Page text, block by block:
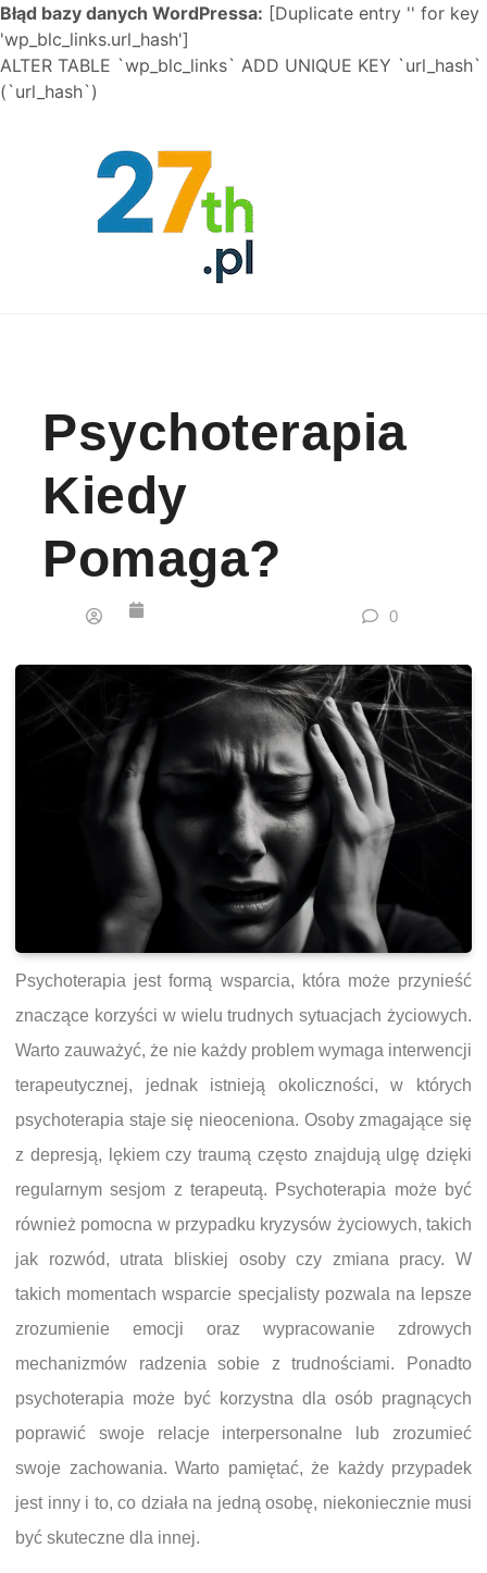
Błąd bazy danych WordPressa: [Duplicate entry '' for key
'wp_blc_links.url_hash']
ALTER TABLE `wp_blc_links` ADD UNIQUE KEY `url_hash`
(`url_hash`)
Psychoterapia
Kiedy
Pomaga?
0
Psychoterapia jest formą wsparcia, która może przynieść
znaczące korzyści w wielu trudnych sytuacjach życiowych.
Warto zauważyć, że nie każdy problem wymaga interwencji
terapeutycznej, jednak istnieją okoliczności, w których
psychoterapia staje się nieoceniona. Osoby zmagające się
z depresją, lękiem czy traumą często znajdują ulgę dzięki
regularnym sesjom z terapeutą. Psychoterapia może być
również pomocna w przypadku kryzysów życiowych, takich
jak rozwód, utrata bliskiej osoby czy zmiana pracy. W
takich momentach wsparcie specjalisty pozwala na lepsze
zrozumienie emocji oraz wypracowanie zdrowych
mechanizmów radzenia sobie z trudnościami. Ponadto
psychoterapia może być korzystna dla osób pragnących
poprawić swoje relacje interpersonalne lub zrozumieć
swoje zachowania. Warto pamiętać, że każdy przypadek
jest inny i to, co działa na jedną osobę, niekoniecznie musi
być skuteczne dla innej.